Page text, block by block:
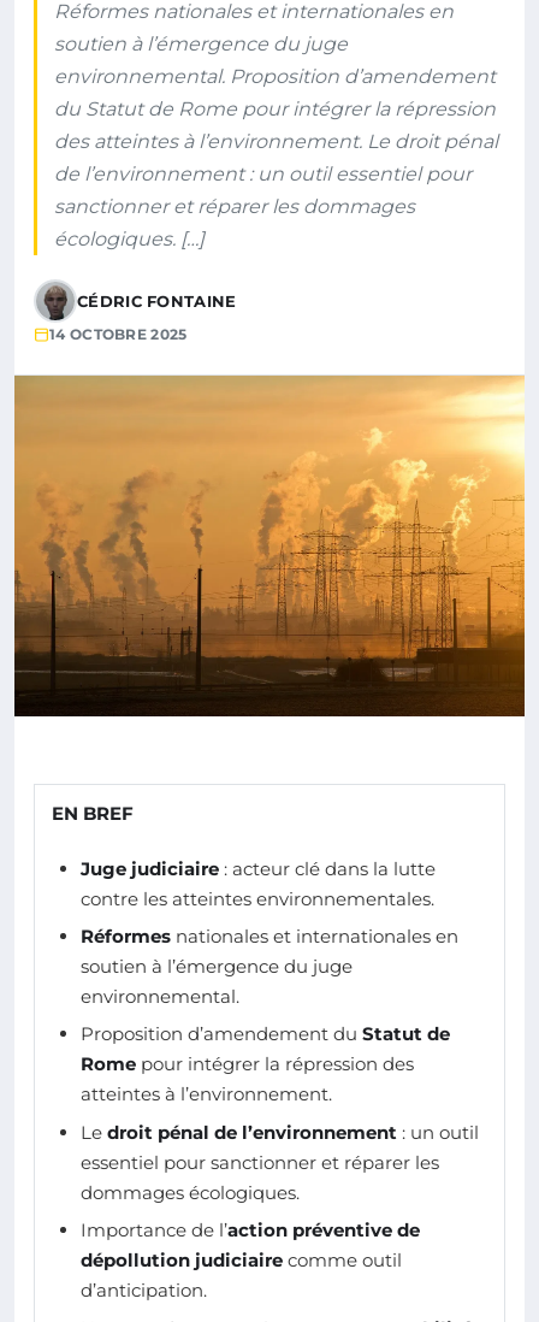
Réformes nationales et internationales en
soutien à l’émergence du juge
environnemental. Proposition d’amendement
du Statut de Rome pour intégrer la répression
des atteintes à l’environnement. Le droit pénal
de l’environnement : un outil essentiel pour
sanctionner et réparer les dommages
écologiques. […]
CÉDRIC FONTAINE
14 OCTOBRE 2025
EN BREF
Juge judiciaire : acteur clé dans la lutte
contre les atteintes environnementales.
Réformes nationales et internationales en
soutien à l’émergence du juge
environnemental.
Proposition d’amendement du Statut de
Rome pour intégrer la répression des
atteintes à l’environnement.
Le droit pénal de l’environnement : un outil
essentiel pour sanctionner et réparer les
dommages écologiques.
Importance de l’action préventive de
dépollution judiciaire comme outil
d’anticipation.